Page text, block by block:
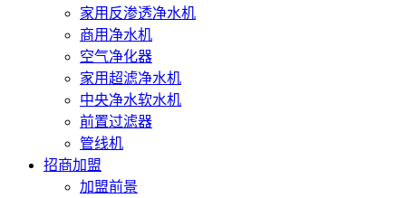
家用反渗透净水机
商用净水机
空气净化器
家用超滤净水机
中央净水软水机
前置过滤器
管线机
招商加盟
加盟前景